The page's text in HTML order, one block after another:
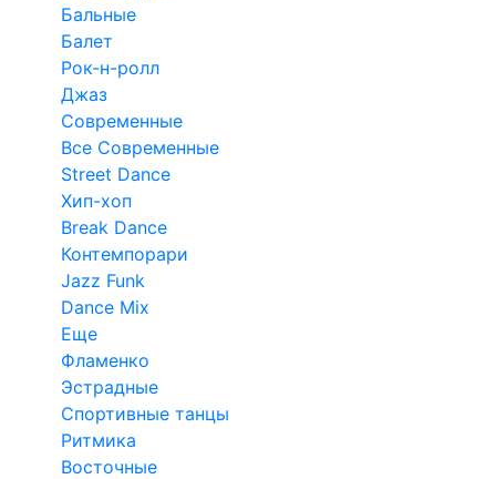
Бальные
Балет
Рок-н-ролл
Джаз
Современные
Все Современные
Street Dance
Хип-хоп
Break Dance
Контемпорари
Jazz Funk
Dance Mix
Еще
Фламенко
Эстрадные
Спортивные танцы
Ритмика
Восточные